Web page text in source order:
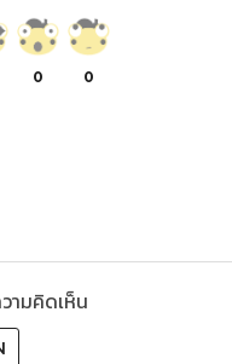
0 0
ามคิดเห็น